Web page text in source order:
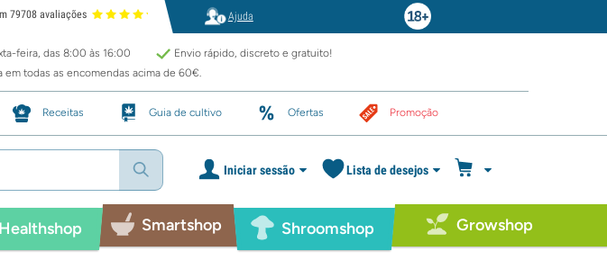
79708 avaliações Ajuda
feira, das 8:00 às 16:00
Envio rápido, discreto e gratuito!
todas as encomendas acima de 60€.
Receitas Guia de cultivo Ofertas Promoção
Iniciar sessão Lista de desejos
Healthshop Smartshop Shroomshop Growshop